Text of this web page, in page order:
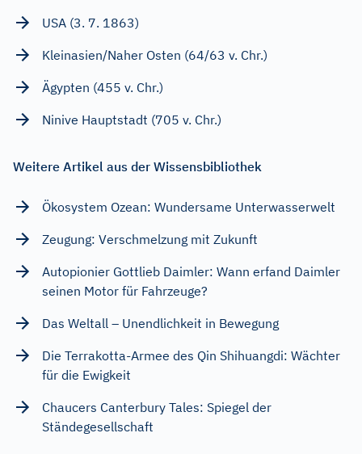
USA (3. 7. 1863)
Kleinasien/Naher Osten (64/63 v. Chr.)
Ägypten (455 v. Chr.)
Ninive Hauptstadt (705 v. Chr.)
Weitere Artikel aus der Wissensbibliothek
Ökosystem Ozean: Wundersame Unterwasserwelt
Zeugung: Verschmelzung mit Zukunft
Autopionier Gottlieb Daimler: Wann erfand Daimler
seinen Motor für Fahrzeuge?
Das Weltall – Unendlichkeit in Bewegung
Die Terrakotta-Armee des Qin Shihuangdi: Wächter
für die Ewigkeit
Chaucers Canterbury Tales: Spiegel der
Ständegesellschaft